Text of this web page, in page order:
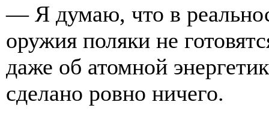
— Я думаю, что в
оружия поляки не
даже об атомной
сделано ровно ничего.